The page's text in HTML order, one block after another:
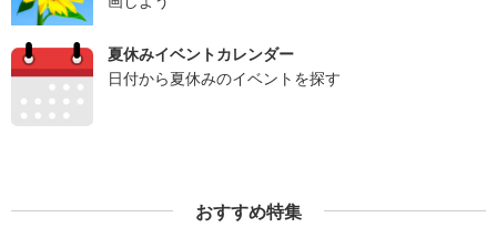
夏休みイベントカレンダー
日付から夏休みのイベントを探す
おすすめ特集